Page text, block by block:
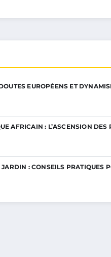
EUROPÉENS ET
AFRICAIN : L’ASCENSION DES
: CONSEILS PRATIQUES